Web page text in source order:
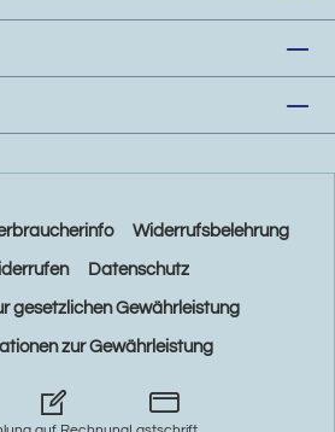
Widerrufsbelehrung
Datenschutz
gesetzlichen Gewährleistung
zur Gewährleistung